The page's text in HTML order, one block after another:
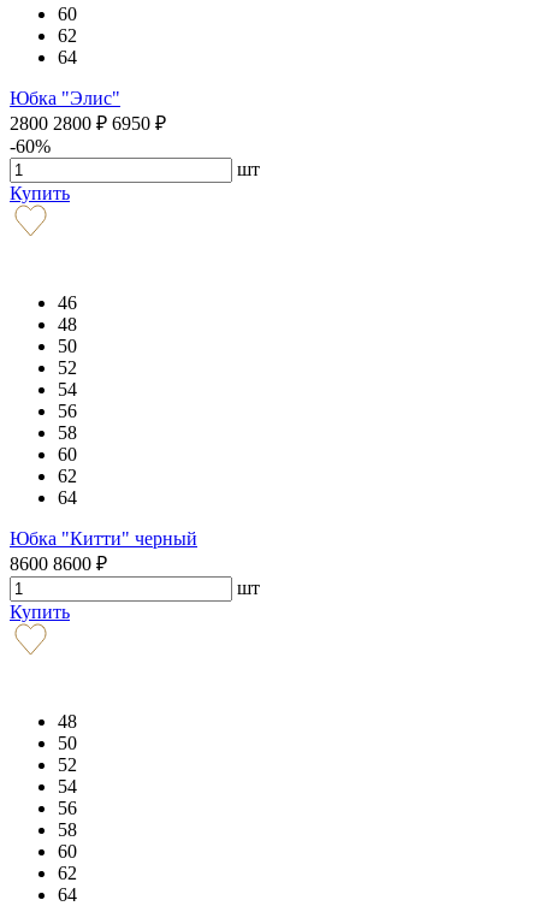
60
62
64
Юбка "Элис"
2800 2800 ₽ 6950 ₽
-60%
шт
Купить
46
48
50
52
54
56
58
60
62
64
Юбка "Китти" черный
8600 8600 ₽
шт
Купить
48
50
52
54
56
58
60
62
64